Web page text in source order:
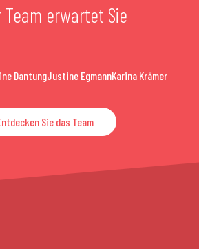
Team erwartet Sie
DantungJustine EgmannKarina Krämer
Sie das Team